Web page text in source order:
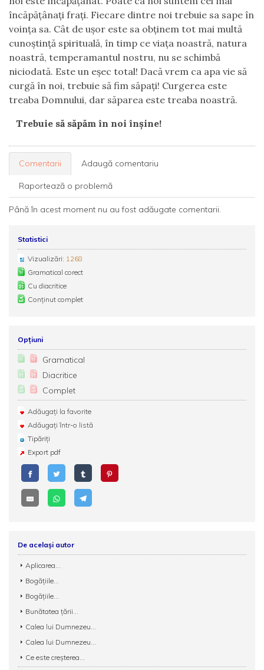
încăpăţânaţi fraţi. Fiecare dintre noi trebuie sa sape în
voinţa sa. Cât de uşor este sa obţinem tot mai multă
cunoştinţă spirituală, în timp ce viaţa noastră, natura
noastră, temperamantul nostru, nu se schimbă
niciodată. Este un eşec total! Dacă vrem ca apa vie să
curgă în noi, trebuie să fim săpaţi! Curgerea este
treaba Domnului, dar săparea este treaba noastră.
Trebuie să săpăm în noi înşine!
Comentarii Adaugă comentariu
Raportează o problemă
Până în acest moment nu au fost adăugate comentarii.
Statistici
Vizualizări: 1268
Gramatical corect
Cu diacritice
Conținut complet
Opțiuni
Gramatical
Diacritice
Complet
Adăugați la favorite
Adăugați într-o listă
Tipăriți
Export pdf
De același autor
Aplicarea...
Bogăţiile...
Bogăţiile...
Bunătatea ţării...
Calea lui Dumnezeu...
Calea lui Dumnezeu...
Ce este creșterea...